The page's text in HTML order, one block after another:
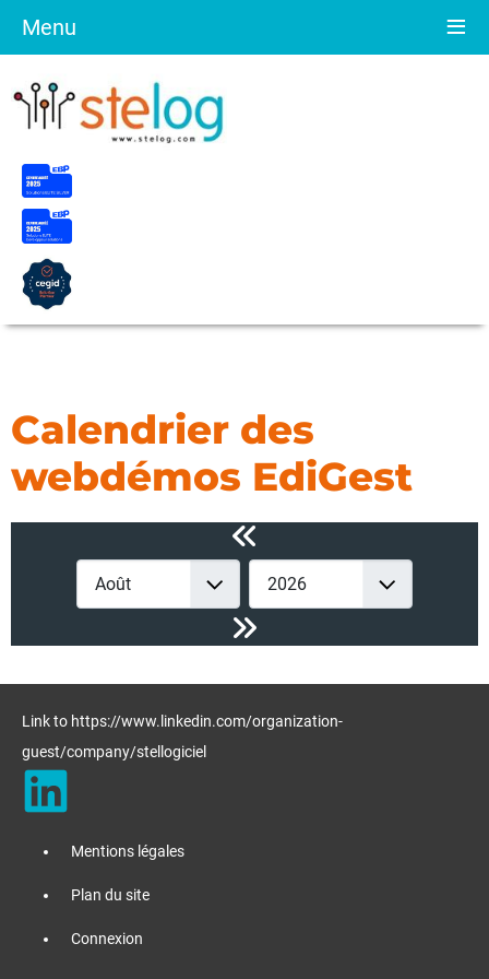
Calendrier des
webdémos EdiGest
Link to https://www.linkedin.com/organization-
guest/company/stellogiciel
Mentions légales
Plan du site
Connexion
Menu ≡